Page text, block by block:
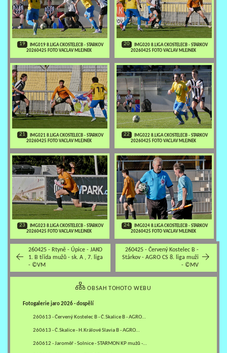
19
IMG019 8.LIGA CKOSTELECB - STARKOV
20260425 FOTO VACLAV MLEJNEK
20
IMG020 8.LIGA CKOSTELECB - STARKOV
20260425 FOTO VACLAV MLEJNEK
21
IMG021 8.LIGA CKOSTELECB - STARKOV
20260425 FOTO VACLAV MLEJNEK
22
IMG022 8.LIGA CKOSTELECB - STARKOV
20260425 FOTO VACLAV MLEJNEK
23
IMG023 8.LIGA CKOSTELECB - STARKOV
20260425 FOTO VACLAV MLEJNEK
24
IMG024 8.LIGA CKOSTELECB - STARKOV
20260425 FOTO VACLAV MLEJNEK
260425 - Rtyně - Úpice - JAKO
1. B třída mužů - sk. A , 7. liga
- ©VM
260425 - Červený Kostelec B -
Stárkov - AGRO CS 8. liga muži
- ©MV
OBSAH TOHOTO WEBU
Fotogalerie jaro 2026 - dospělí
260613 - Červený Kostelec B - Č.Skalice B - AGRO…
260613 - Č.Skalice - H.Králové Slavia B - AGRO…
260612 - Jaroměř - Solnice - STARMON KP mužů -…